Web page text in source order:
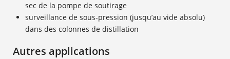
sec de la pompe de soutirage
surveillance de sous-pression (jusqu’au vide absolu)
dans des colonnes de distillation
Autres applications